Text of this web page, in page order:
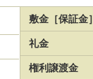
敷金［保証金］
礼金
権利譲渡金